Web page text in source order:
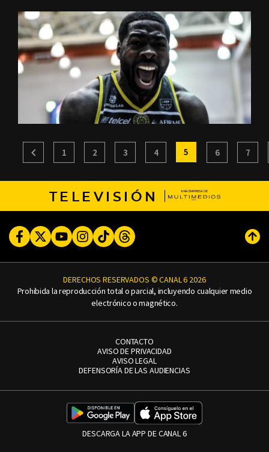
1 2 3 4 5 6 7
TELEVISIÓN
FacebookTwitterYoutubeInstagram
TikTokThreads
DERECHOS RESERVADOS © CANAL 6 2026
Prohibida la reproducción total o parcial, incluyendo cualquier medio
electrónico o magnético.
CONTACTO
AVISO DE PRIVACIDAD
AVISO LEGAL
DEFENSORÍA DE LAS AUDIENCIAS
DESCARGA LA APP DE CANAL 6